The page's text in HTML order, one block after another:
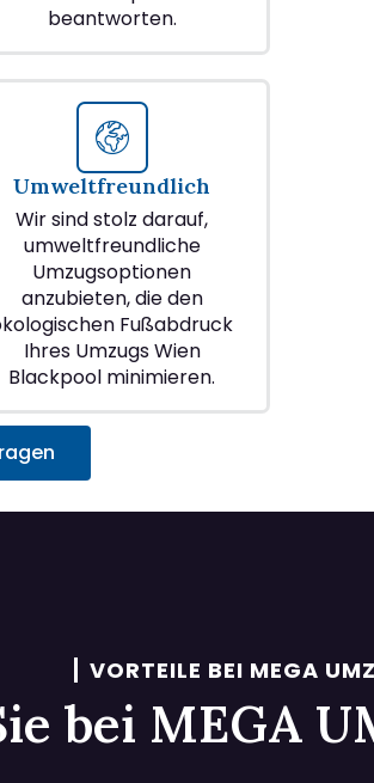
beantworten.
Umweltfreundlich
Wir sind stolz darauf,
umweltfreundliche
Umzugsoptionen
anzubieten, die den
Fußabdruck
Ihres Umzugs Wien
Blackpool minimieren.
VORTEILE BEI MEGA
bei MEGA